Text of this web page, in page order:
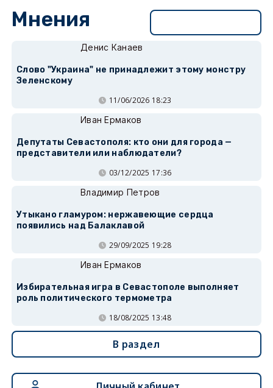
Мнения
Денис Канаев
Слово "Украина" не принадлежит этому монстру
Зеленскому
11/06/2026 18:23
Иван Ермаков
Депутаты Севастополя: кто они для города —
представители или наблюдатели?
03/12/2025 17:36
Владимир Петров
Утыкано гламуром: нержавеющие сердца
появились над Балаклавой
29/09/2025 19:28
Иван Ермаков
Избирательная игра в Севастополе выполняет
роль политического термометра
18/08/2025 13:48
В раздел